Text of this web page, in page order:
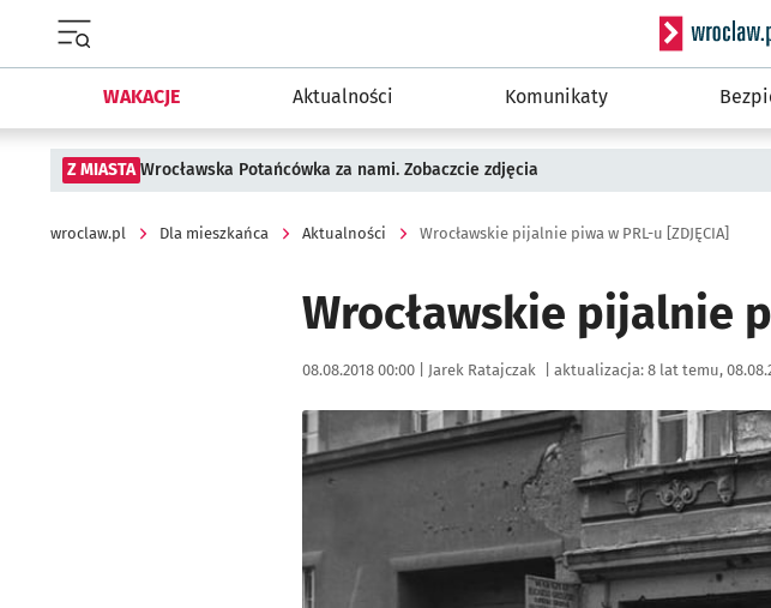
Serwis
WAKACJE Aktualności Komunikaty
Z MIASTA Wrocławska Potańcówka za nami. Zobaczcie zdjęcia
wroclaw.pl Dla mieszkańca Aktualności Wrocławskie pijalnie piwa w PRL-u [ZDJĘCIA]
Wrocławskie pijalnie
Data publikacji:
08.08.2018 00:00 | Autor:
Jarek Ratajczak aktualizacja: 8 lat temu,
Kliknij, aby powiększyć